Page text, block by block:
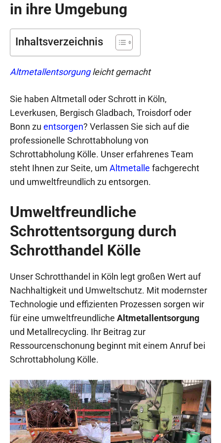
in ihre Umgebung
Inhaltsverzeichnis
Altmetallentsorgungleicht gemacht
Sie haben Altmetall oder Schrott in Köln,
Leverkusen, Bergisch Gladbach, Troisdorf oder
Bonn zu entsorgen? Verlassen Sie sich auf die
professionelle Schrottabholung von
Schrottabholung Kölle. Unser erfahrenes Team
steht Ihnen zur Seite, um Altmetalle fachgerecht
und umweltfreundlich zu entsorgen.
Umweltfreundliche
Schrottentsorgung durch
Schrotthandel Kölle
Unser Schrotthandel in Köln legt großen Wert auf
Nachhaltigkeit und Umweltschutz. Mit modernster
Technologie und effizienten Prozessen sorgen wir
für eine umweltfreundliche Altmetallentsorgung
und Metallrecycling. Ihr Beitrag zur
Ressourcenschonung beginnt mit einem Anruf bei
Schrottabholung Kölle.